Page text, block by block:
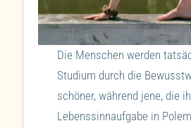
Die Menschen werden
Studium durch die
schöner, während jene, die
Lebenssinnaufgabe in